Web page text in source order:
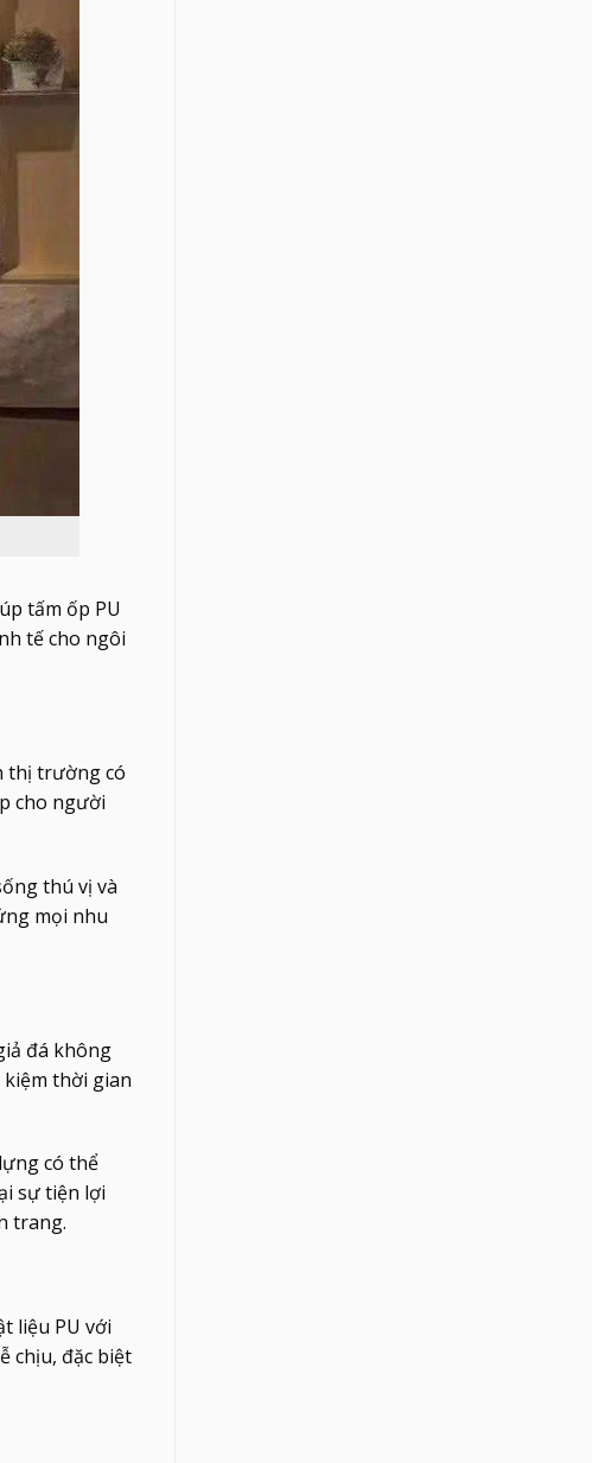
tấm ốp PU
tế cho ngôi
thị trường có
cho người
thú vị và
mọi nhu
đá không
thời gian
có thể
sự tiện lợi
trang.
liệu PU với
chịu, đặc biệt